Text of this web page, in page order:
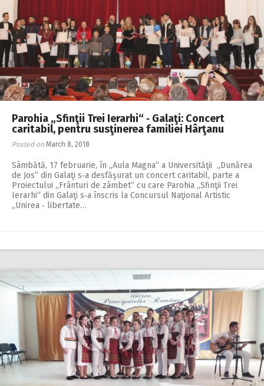
Parohia „Sfinţii Trei Ierarhi“ ‑ Galaţi: Concert
caritabil, pentru susţinerea familiei Hârţanu
Posted on March 8, 2018
Sâmbătă, 17 februarie, în „Aula Magna“ a Universităţii „Dunărea
de Jos“ din Galaţi s‑a desfăşurat un concert caritabil, parte a
Proiectului „Frânturi de zâmbet“ cu care Parohia „Sfinţii Trei
Ierarhi“ din Galaţi s‑a înscris la Concursul Naţional Artistic
„Unirea ‑ libertate…